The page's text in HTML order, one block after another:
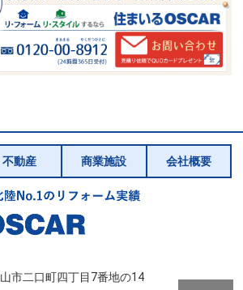
不動産 商業施設 会社概要
市二口町四丁目7番地の14